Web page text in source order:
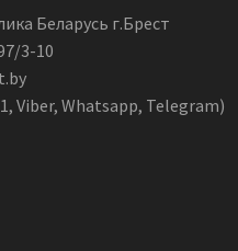
Беларусь г.Брест
3-10
Viber, Whatsapp, Telegram)